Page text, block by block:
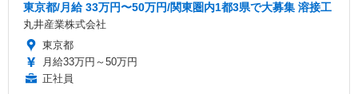
東京都/月給 33万円〜50万円/関東圏内1都3県で大募集 溶接工
丸井産業株式会社
東京都
月給33万円～50万円
正社員